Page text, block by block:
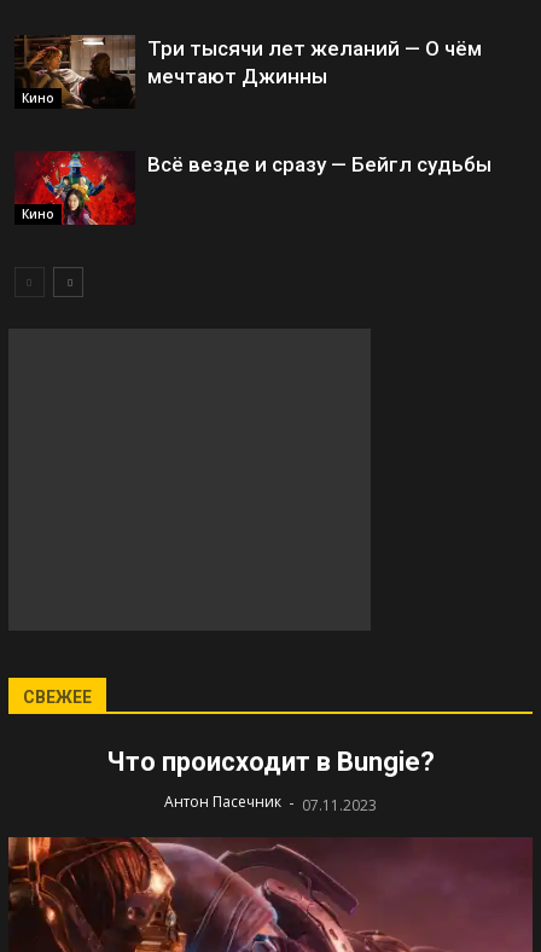
Кино
Три тысячи лет желаний — О чём
мечтают Джинны
Кино
Всё везде и сразу — Бейгл судьбы
СВЕЖЕЕ
Что происходит в Bungie?
Антон Пасечник - 07.11.2023